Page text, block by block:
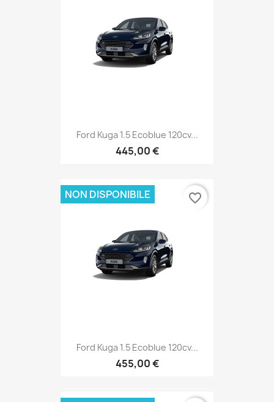
Ford Kuga 1.5 Ecoblue 120cv...
445,00 €
Ford Kuga 1.5 Ecoblue 120cv...
455,00 €
NON DISPONIBILE favorite_border